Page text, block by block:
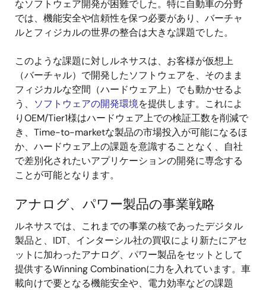
なソフトウェア開発が困難でした。特に自動車の分野
では、機能安全や信頼性を保つ必要があり、バーチャ
ルとフィジカルの世界の整合は大きな課題でした。
このような課題に対しルネサスは、お客様が仮想上
（バーチャル）で開発したソフトウェアを、そのまま
フィジカルな空間（ハードウェア上）でも動かせるよ
う、 ソフトウェアの開発環境を提供します。これによ
りOEM/Tier1様はハードウェア上での検証工数を削減で
き、Time-to-marketな製品の市場投入が可能になるほ
か、ハードウェア上の課題を意識することなく、自社
で差別化されたいアプリケーションの開発に専念する
ことが可能となります。
アナログ、パワー製品の事業戦略
ルネサスでは、これまでの事業の核であったデジタル
製品と、IDT、インターシル社の買収により新たにアセ
ットに加わったアナログ、パワー製品をセットとして
提供するWinning Combinationに力を入れています。車
載向けで要となる機能安全や、電力効率などの課題